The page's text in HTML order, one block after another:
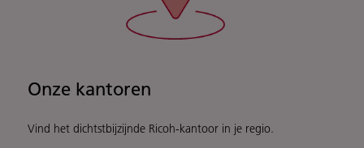
Onze kantoren
Vind het dichtstbijzijnde Ricoh-kantoor in je regio.